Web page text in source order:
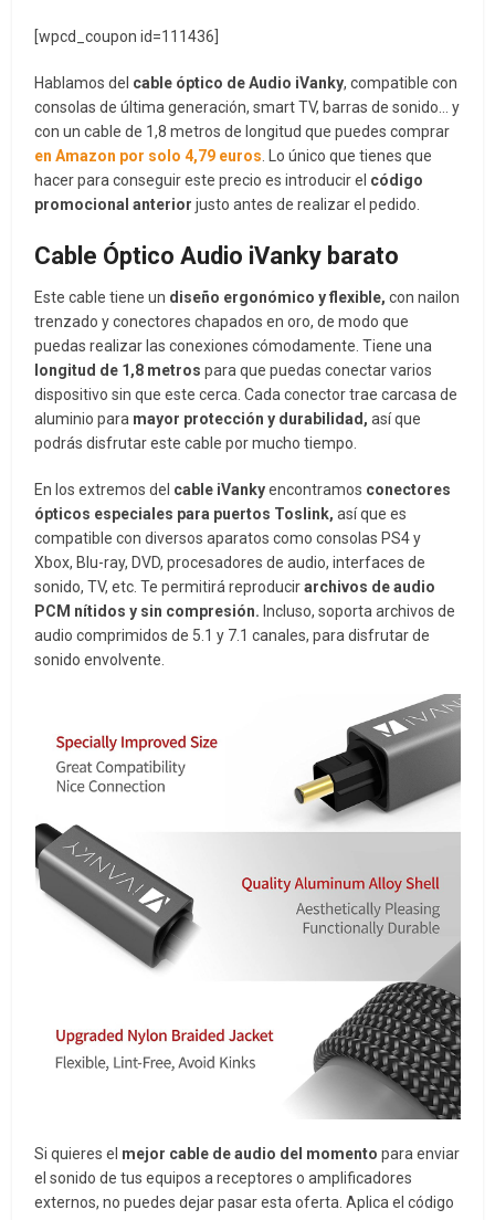
[wpcd_coupon id=111436]
Hablamos del cable óptico de Audio iVanky, compatible con
consolas de última generación, smart TV, barras de sonido… y
con un cable de 1,8 metros de longitud que puedes comprar
en Amazon por solo 4,79 euros . Lo único que tienes que
hacer para conseguir este precio es introducir el código
promocional anterior justo antes de realizar el pedido.
Cable Óptico Audio iVanky barato
Este cable tiene un diseño ergonómico y flexible,con nailon
trenzado y conectores chapados en oro, de modo que
puedas realizar las conexiones cómodamente. Tiene una
longitud de 1,8 metrospara que puedas conectar varios
dispositivo sin que este cerca. Cada conector trae carcasa de
aluminio para mayor protección y durabilidad, así que
podrás disfrutar este cable por mucho tiempo.
En los extremos del cable iVankyencontramos conectores
ópticos especiales para puertos Toslink, así que es
compatible con diversos aparatos como consolas PS4 y
Xbox, Blu-ray, DVD, procesadores de audio, interfaces de
sonido, TV, etc. Te permitirá reproducirarchivos de audio
PCM nítidos y sin compresión. Incluso, soporta archivos de
audio comprimidos de 5.1 y 7.1 canales, para disfrutar de
sonido envolvente.
Si quieres el mejor cable de audio del momento para enviar
el sonido de tus equipos a receptores o amplificadores
externos, no puedes dejar pasar esta oferta. Aplica el código